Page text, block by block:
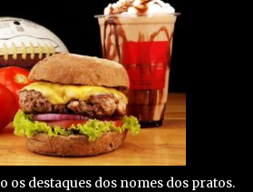
os destaques dos nomes dos pratos.